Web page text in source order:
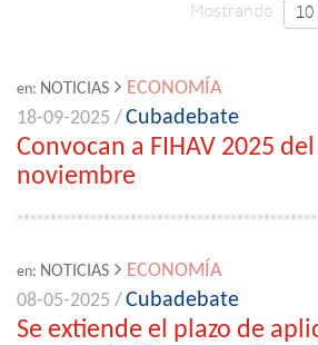
Mostrando 10
en: NOTICIAS
ECONOMÍA
18-09-2025 /Cubadebate
Convocan a FIHAV 2025
noviembre
en: NOTICIAS
ECONOMÍA
08-05-2025 /Cubadebate
Se extiende el plazo de